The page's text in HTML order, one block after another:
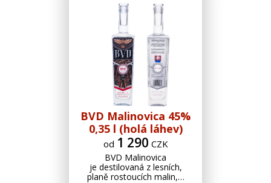
BVD Malinovica 45%
0,35 l (holá láhev)
od 1 290 CZK
BVD Malinovica
je destilovaná z lesních,
planě rostoucích malin,…